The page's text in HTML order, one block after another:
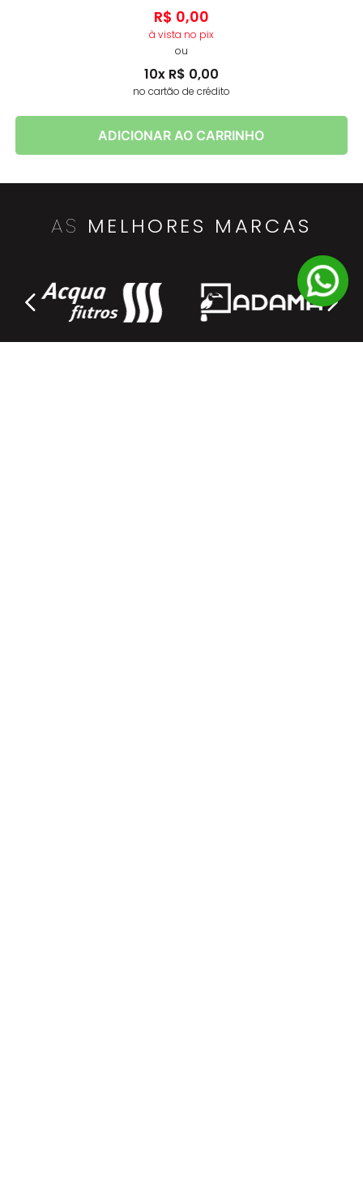
R$ 0,00
à vista no pix
ou
10x R$ 0,00
no cartão de crédito
ADICIONAR AO CARRINHO
AS MELHORES MARCAS